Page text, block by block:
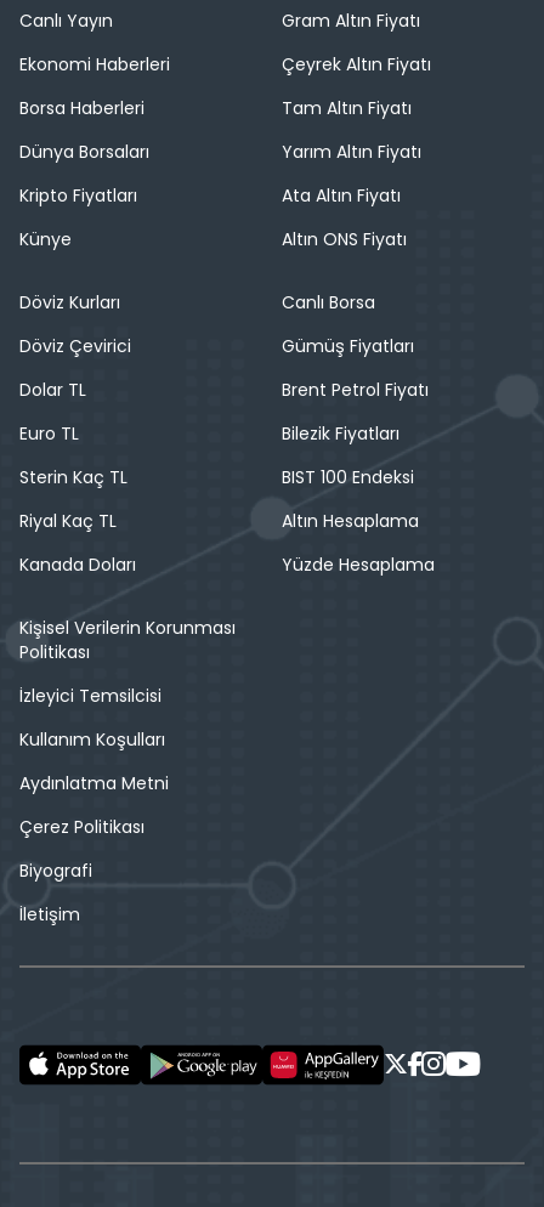
Canlı Yayın
Ekonomi Haberleri
Borsa Haberleri
Dünya Borsaları
Kripto Fiyatları
Künye
Gram Altın Fiyatı
Çeyrek Altın Fiyatı
Tam Altın Fiyatı
Yarım Altın Fiyatı
Ata Altın Fiyatı
Altın ONS Fiyatı
Döviz Kurları
Döviz Çevirici
Dolar TL
Euro TL
Sterin Kaç TL
Riyal Kaç TL
Kanada Doları
Canlı Borsa
Gümüş Fiyatları
Brent Petrol Fiyatı
Bilezik Fiyatları
BIST 100 Endeksi
Altın Hesaplama
Yüzde Hesaplama
Kişisel Verilerin Korunması
Politikası
İzleyici Temsilcisi
Kullanım Koşulları
Aydınlatma Metni
Çerez Politikası
Biyografi
İletişim